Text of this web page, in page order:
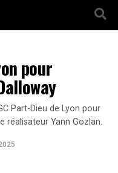
pour
Part-Dieu de Lyon pour
réalisateur Yann Gozlan.